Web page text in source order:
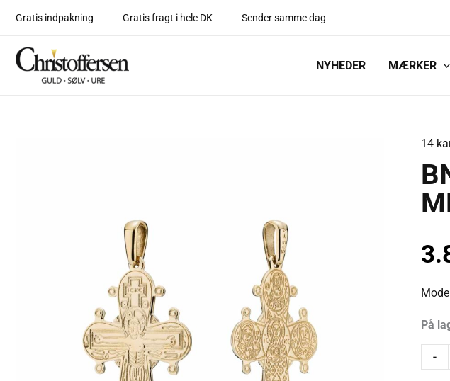
indholdet
Gratis indpakning Gratis fragt i hele DK Sender samme dag
NYHEDER MÆRKER
14
På
-
BNH
14
20
MED
FEM